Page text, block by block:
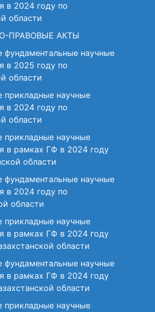
в 2024 году по
области
ПРАВОВЫЕ АКТЫ
фундаментальные научные
в 2025 году по
области
прикладные научные
в 2024 году по
области
прикладные научные
в рамках ГФ в 2024 году
области
фундаментальные научные
в 2024 году по
области
прикладные научные
в рамках ГФ в 2024 году
области
фундаментальные научные
в рамках ГФ в 2024 году
области
прикладные научные